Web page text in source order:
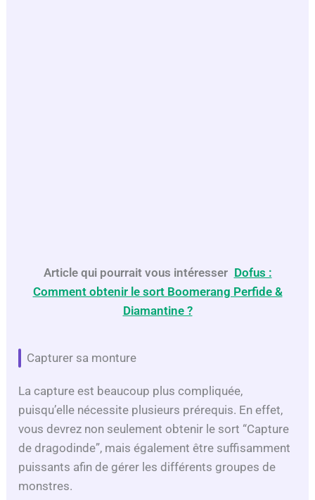
Article qui pourrait vous intéresser: Dofus :
Comment obtenir le sort Boomerang Perfide &
Diamantine ?
Capturer sa monture
La capture est beaucoup plus compliquée,
puisqu’elle nécessite plusieurs prérequis. En effet,
vous devrez non seulement obtenir le sort “Capture
de dragodinde”, mais également être suffisamment
puissants afin de gérer les différents groupes de
monstres.